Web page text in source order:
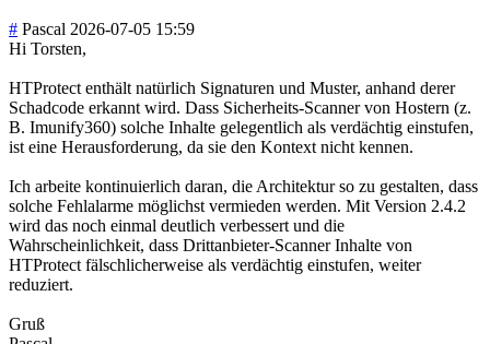
# Pascal 2026-07-05 15:59
Hi Torsten,
HTProtect enthält natürlich Signaturen und Muster, anhand derer
Schadcode erkannt wird. Dass Sicherheits-Scanner von Hostern (z.
B. Imunify360) solche Inhalte gelegentlich als verdächtig einstufen,
ist eine Herausforderung, da sie den Kontext nicht kennen.
Ich arbeite kontinuierlich daran, die Architektur so zu gestalten, dass
solche Fehlalarme möglichst vermieden werden. Mit Version 2.4.2
wird das noch einmal deutlich verbessert und die
Wahrscheinlichkeit, dass Drittanbieter-Scanner Inhalte von
HTProtect fälschlicherweise als verdächtig einstufen, weiter
reduziert.
Gruß